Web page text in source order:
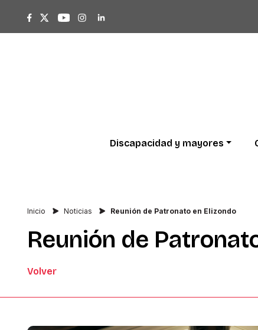
Discapacidad y mayores
Inicio Noticias Reunión de Patronato en Elizondo
Reunión de
Volver